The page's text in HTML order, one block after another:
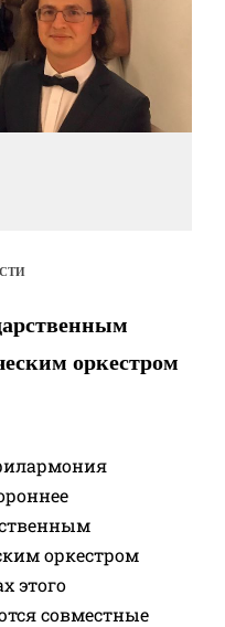
оркестром
оркестром
этого
совместные